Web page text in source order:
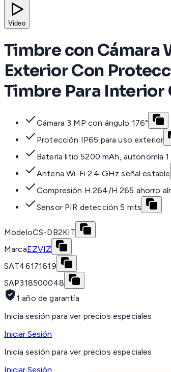
Video
Timbre con Cámara
Exterior Con
Timbre Para Interior
Cámara 3 MP con ángulo 176°
Protección IP65 para uso exterior
Batería litio 5200 mAh, autonomía 1
Antena Wi-Fi 2.4 GHz señal estable
Compresión H.264/H.265 ahorro
Sensor PIR detección 5 mts
ModeloCS-DB2KIT
MarcaEZVIZ
SAT46171619
SAP318500048
1 año de garantía
Inicia sesión para ver precios especiales
Iniciar Sesión
Inicia sesión para ver precios especiales
Iniciar Sesión